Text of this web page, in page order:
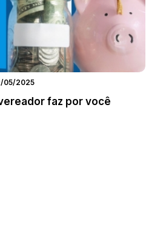
05/2025
faz por você